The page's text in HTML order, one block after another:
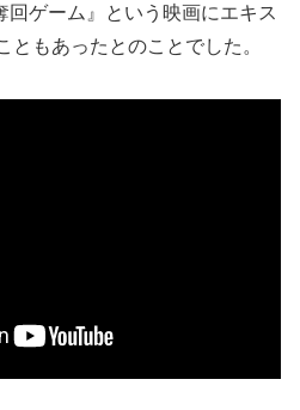
回ゲーム』という映画にエキス
ともあったとのことでした。